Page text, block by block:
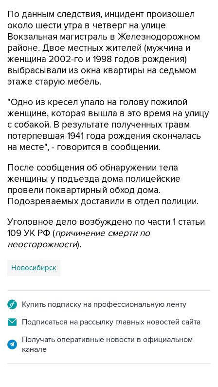
По данным следствия, инцидент произошел
около шести утра в четверг на улице
Вокзальная магистраль в Железнодорожном
районе. Двое местных жителей (мужчина и
женщина 2002-го и 1998 годов рождения)
выбрасывали из окна квартиры на седьмом
этаже старую мебель.
"Одно из кресел упало на голову пожилой
женщине, которая вышла в это время на улицу
с собакой. В результате полученных травм
потерпевшая 1941 года рождения скончалась
на месте", - говорится в сообщении.
После сообщения об обнаружении тела
женщины у подъезда дома полицейские
провели поквартирный обход дома.
Подозреваемых доставили в отдел полиции.
Уголовное дело возбуждено по части 1 статьи
109 УК РФ (причинение смерти по
неосторожности).
Новосибирск
Купить подписку на профессиональную ленту
Подписаться на рассылку главных новостей сайта
Получать оперативные новости в официальном
канале